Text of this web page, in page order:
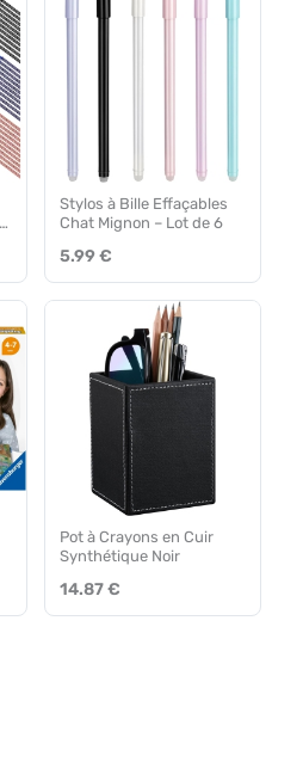
Stylos à Bille Effaçables
Chat Mignon – Lot de 6
5.99 €
Pot à Crayons en Cuir
Synthétique Noir
14.87 €